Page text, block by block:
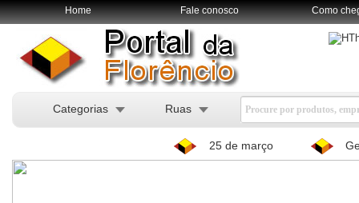
Home Fale conosco Como
Categorias Ruas
25 de março